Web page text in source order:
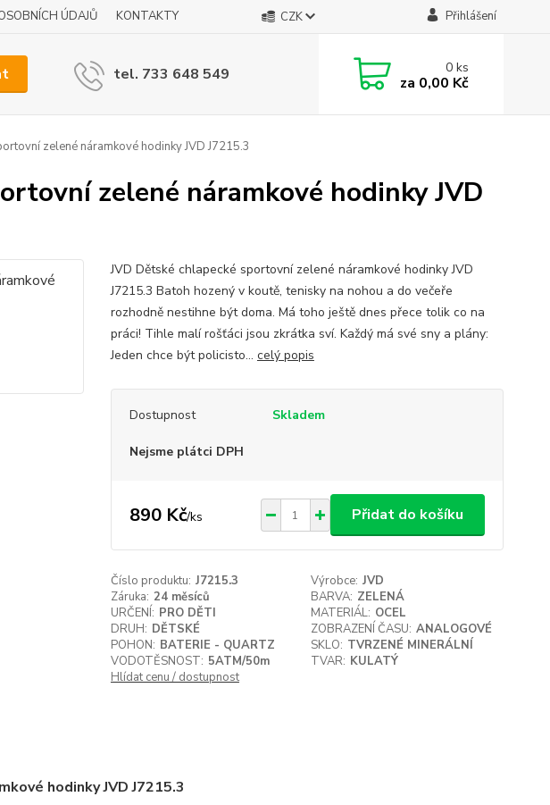
ÚDAJŮ KONTAKTY CZK Přihlášení
tel. 733 648 549 0ks
za 0,00 Kč
zelené náramkové hodinky JVD J7215.3
zelené náramkové hodinky JVD
JVD Dětské chlapecké sportovní zelené náramkové hodinky JVD
J7215.3 Batoh hozený v koutě, tenisky na nohou a do večeře
rozhodně nestihne být doma. Má toho ještě dnes přece tolik co na
práci! Tihle malí rošťáci jsou zkrátka sví. Každý má své sny a plány:
Jeden chce být policisto... celý popis
Dostupnost Skladem
Nejsme plátci DPH
890 Kč/ks Přidat do košíku
Číslo produktu: J7215.3 Výrobce: JVD
Záruka: 24 měsíců BARVA: ZELENÁ
URČENÍ: PRO DĚTI MATERIÁL: OCEL
DRUH: DĚTSKÉ ZOBRAZENÍ ČASU: ANALOGOVÉ
POHON: BATERIE - QUARTZ SKLO: TVRZENÉ MINERÁLNÍ
VODOTĚSNOST: 5ATM/50m TVAR: KULATÝ
Hlídat cenu / dostupnost
hodinky JVD J7215.3